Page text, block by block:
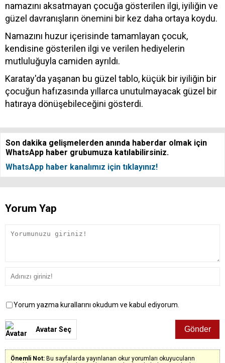
namazını aksatmayan çocuğa gösterilen ilgi, iyiliğin ve
güzel davranışların önemini bir kez daha ortaya koydu.
Namazını huzur içerisinde tamamlayan çocuk,
kendisine gösterilen ilgi ve verilen hediyelerin
mutluluğuyla camiden ayrıldı.
Karatay'da yaşanan bu güzel tablo, küçük bir iyiliğin bir
çocuğun hafızasında yıllarca unutulmayacak güzel bir
hatıraya dönüşebileceğini gösterdi.
Son dakika gelişmelerden anında haberdar olmak için
WhatsApp haber grubumuza katılabilirsiniz.
WhatsApp haber kanalımız için tıklayınız!
Yorum Yap
Yorum yazma kurallarını okudum ve kabul ediyorum.
Avatar Seç
Önemli Not: Bu sayfalarda yayınlanan okur yorumları okuyucuların